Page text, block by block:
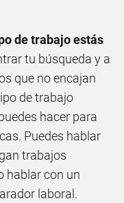
de trabajo estás
tu búsqueda y a
que no encajan
de trabajo
hacer para
Puedes hablar
trabajos
hablar con un
laboral.